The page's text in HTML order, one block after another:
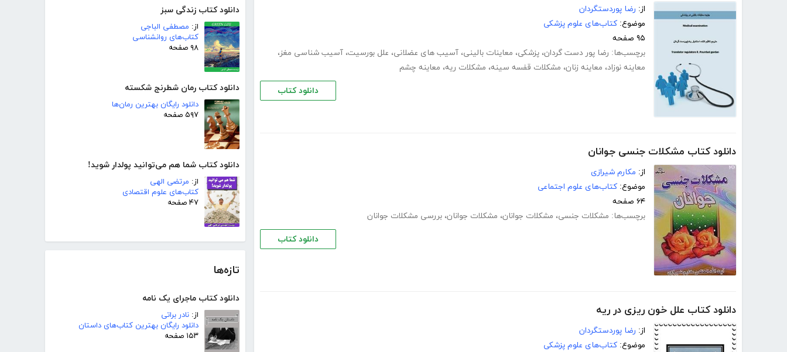
دانلود کتاب زندگی سبز
از: مصطفی الباجی
کتاب‌های روانشناسی
۹۸ صفحه
دانلود کتاب رمان شطرنج شکسته
دانلود رایگان بهترین رمان‌ها
۵۹۷ صفحه
دانلود کتاب شما هم می‌توانید پولدار شوید!
از: مرتضی الهی
کتاب‌های علوم اقتصادی
۴۷ صفحه
تازه‌ها
دانلود کتاب ماجرای یک نامه
از: نادر براتی
دانلود رایگان بهترین کتاب‌های داستان
۱۵۳ صفحه
از: رضا پوردستگردان
موضوع: کتاب‌های علوم پزشکی
۹۵ صفحه
برچسب‌ها: رضا پور دست گردان، پزشکی، معاینات بالینی، آسیب های عضلانی، علل بورسیت، آسیب شناسی مغز،
معاینه نوزاد، معاینه زنان، مشکلات قفسه سینه، مشکلات ریه، معاینه چشم
دانلود کتاب
دانلود کتاب مشکلات جنسی جوانان
از: مکارم شیرازی
موضوع: کتاب‌های علوم اجتماعی
۶۴ صفحه
برچسب‌ها: مشکلات جنسی، مشکلات جوانان، مشکلات جوانان، بررسی مشکلات جوانان
دانلود کتاب
دانلود کتاب علل خون ریزی در ریه
از: رضا پوردستگردان
موضوع: کتاب‌های علوم پزشکی